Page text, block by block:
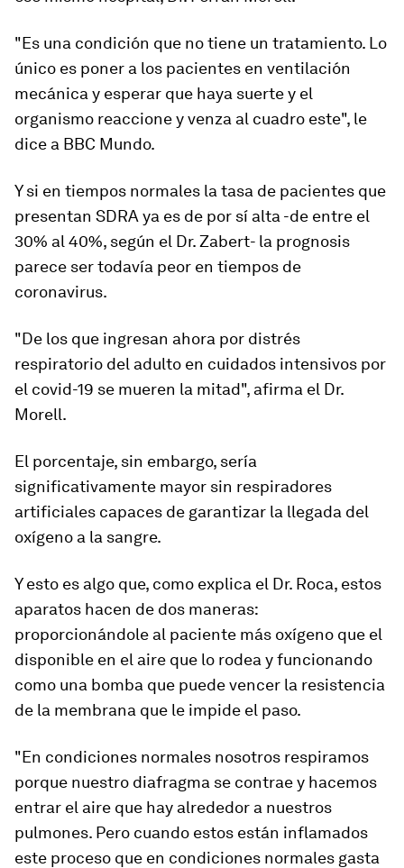
"Es una condición que no tiene un tratamiento. Lo
único es poner a los pacientes en ventilación
mecánica y esperar que haya suerte y el
organismo reaccione y venza al cuadro este", le
dice a BBC Mundo.
Y si en tiempos normales la tasa de pacientes que
presentan SDRA ya es de por sí alta -de entre el
30% al 40%, según el Dr. Zabert- la prognosis
parece ser todavía peor en tiempos de
coronavirus.
"De los que ingresan ahora por distrés
respiratorio del adulto en cuidados intensivos por
el covid-19 se mueren la mitad", afirma el Dr.
Morell.
El porcentaje, sin embargo, sería
significativamente mayor sin respiradores
artificiales capaces de garantizar la llegada del
oxígeno a la sangre.
Y esto es algo que, como explica el Dr. Roca, estos
aparatos hacen de dos maneras:
proporcionándole al paciente más oxígeno que el
disponible en el aire que lo rodea y funcionando
como una bomba que puede vencer la resistencia
de la membrana que le impide el paso.
"En condiciones normales nosotros respiramos
porque nuestro diafragma se contrae y hacemos
entrar el aire que hay alrededor a nuestros
pulmones. Pero cuando estos están inflamados
este proceso que en condiciones normales gasta